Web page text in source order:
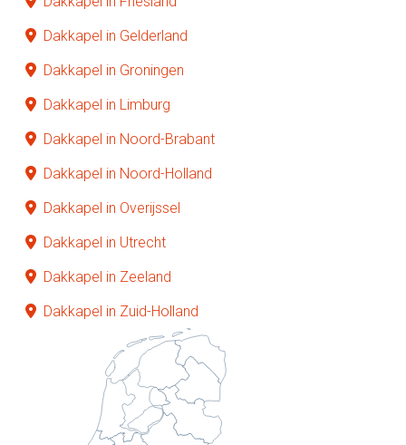
Dakkapel in Gelderland
Dakkapel in Groningen
Dakkapel in Limburg
Dakkapel in Noord-Brabant
Dakkapel in Noord-Holland
Dakkapel in Overijssel
Dakkapel in Utrecht
Dakkapel in Zeeland
Dakkapel in Zuid-Holland